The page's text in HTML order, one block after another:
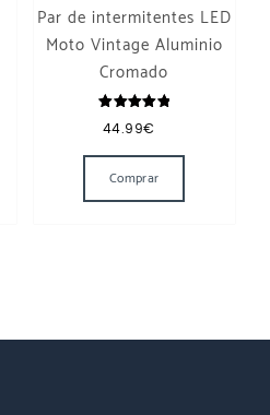
Par de intermitentes LED
Moto Vintage Aluminio
Cromado
con
de 5
44.99€
Comprar